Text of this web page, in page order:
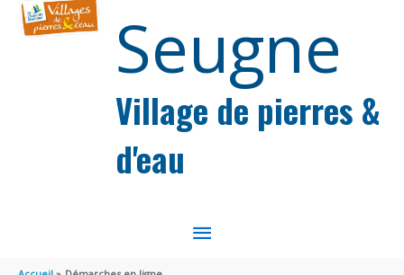
Seugne
Village de pierres &
d'eau
MENU